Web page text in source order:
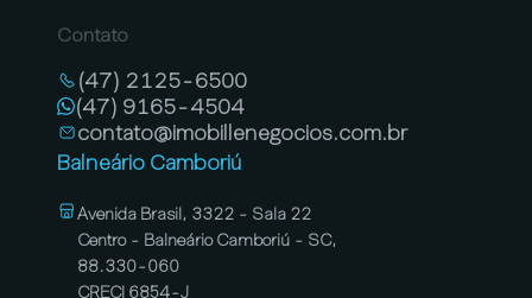
Contato
(47) 2125-6500
(47) 9165-4504
contato@imobillenegocios.com.br
Balneário Camboriú
Avenida Brasil, 3322 - Sala 22
Centro - Balneário Camboriú - SC,
88.330-060
CRECI 6854-J